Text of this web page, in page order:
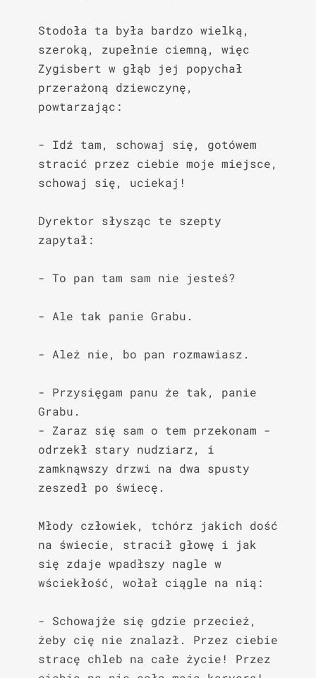
Stodoła ta była bardzo wielką,
szeroką, zupełnie ciemną, więc
Zygisbert w głąb jej popychał
przerażoną dziewczynę,
powtarzając:
- Idź tam, schowaj się, gotówem
stracić przez ciebie moje miejsce,
schowaj się, uciekaj!
Dyrektor słysząc te szepty
zapytał:
- To pan tam sam nie jesteś?
- Ale tak panie Grabu.
- Ależ nie, bo pan rozmawiasz.
- Przysięgam panu że tak, panie
Grabu.
- Zaraz się sam o tem przekonam -
odrzekł stary nudziarz, i
zamknąwszy drzwi na dwa spusty
zeszedł po świecę.
Młody człowiek, tchórz jakich dość
na świecie, stracił głowę i jak
się zdaje wpadłszy nagle w
wściekłość, wołał ciągle na nią:
- Schowajże się gdzie przecież,
żeby cię nie znalazł. Przez ciebie
stracę chleb na całe życie! Przez